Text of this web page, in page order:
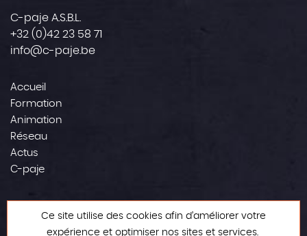
C-paje A.S.B.L.
+32 (0)42 23 58 71
info@c-paje.be
Accueil
Formation
Animation
Réseau
Actus
C-paje
Ce site utilise des cookies afin d’améliorer votre
expérience et optimiser nos sites et services.